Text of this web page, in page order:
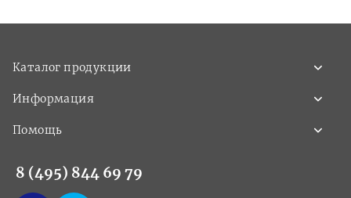
Каталог продукции
Информация
Помощь
8 (495) 844 69 79